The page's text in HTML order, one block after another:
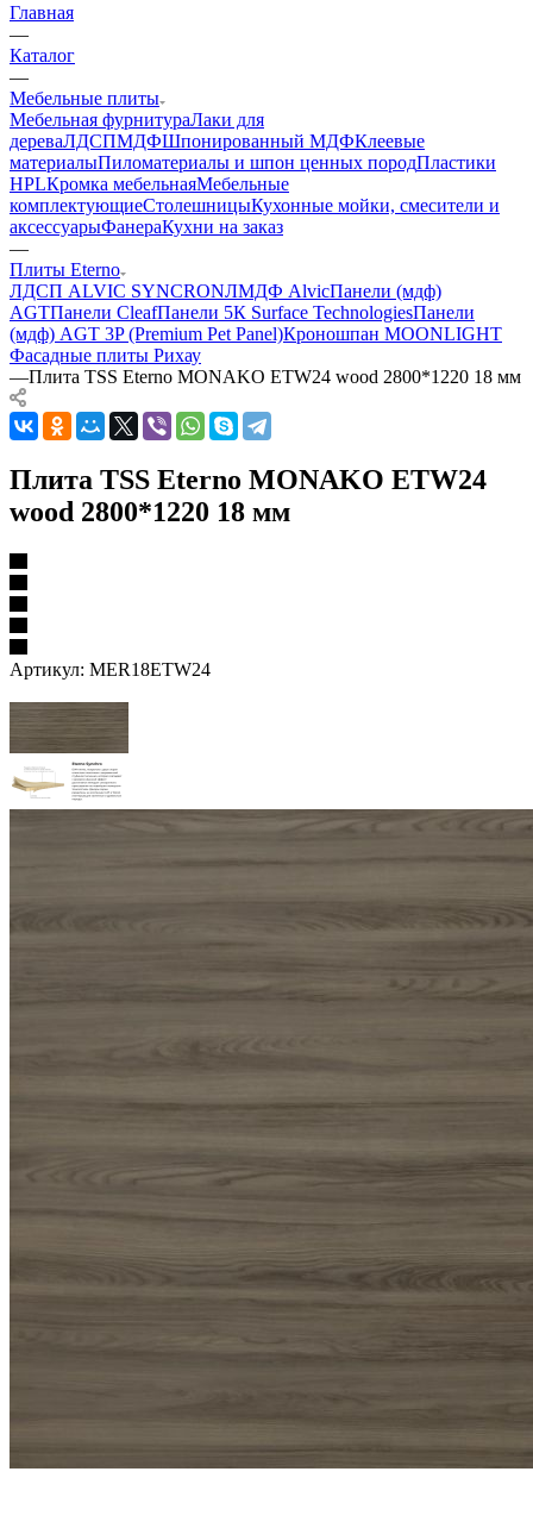
Главная
—
Каталог
—
Мебельные плиты
Мебельная фурнитураЛаки для
дереваЛДСПМДФШпонированный МДФКлеевые
материалыПиломатериалы и шпон ценных породПластики
HPLКромка мебельнаяМебельные
комплектующиеСтолешницыКухонные мойки, смесители и
аксессуарыФанераКухни на заказ
—
Плиты Eterno
ЛДСП ALVIC SYNCRONЛМДФ AlvicПанели (мдф)
AGTПанели CleafПанели 5К Surface TechnologiesПанели
(мдф) AGT 3P (Premium Pet Panel)Кроношпан MOONLIGHT
Фасадные плиты Рихау
—Плита TSS Eterno MONAKO ETW24 wood 2800*1220 18 мм
Плита TSS Eterno MONAKO ETW24
wood 2800*1220 18 мм
Артикул: MER18ETW24